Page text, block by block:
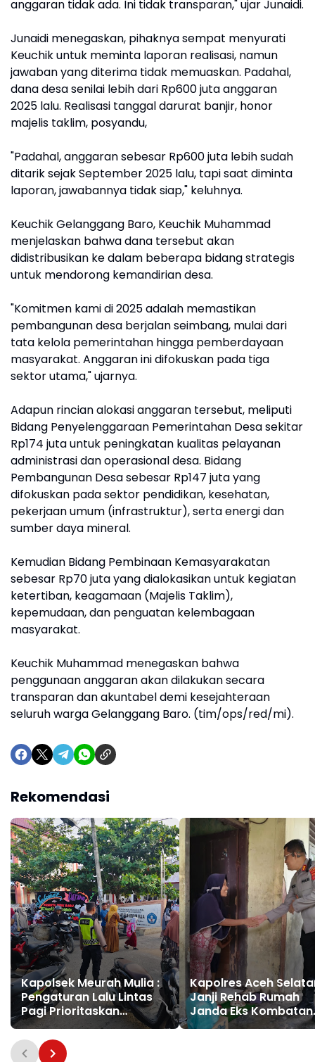
anggaran tidak ada. Ini tidak transparan," ujar Junaidi.
Junaidi menegaskan, pihaknya sempat menyurati
Keuchik untuk meminta laporan realisasi, namun
jawaban yang diterima tidak memuaskan. Padahal,
dana desa senilai lebih dari Rp600 juta anggaran
2025 lalu. Realisasi tanggal darurat banjir, honor
majelis taklim, posyandu,
"Padahal, anggaran sebesar Rp600 juta lebih sudah
ditarik sejak September 2025 lalu, tapi saat diminta
laporan, jawabannya tidak siap," keluhnya.
Keuchik Gelanggang Baro, Keuchik Muhammad
menjelaskan bahwa dana tersebut akan
didistribusikan ke dalam beberapa bidang strategis
untuk mendorong kemandirian desa.
"Komitmen kami di 2025 adalah memastikan
pembangunan desa berjalan seimbang, mulai dari
tata kelola pemerintahan hingga pemberdayaan
masyarakat. Anggaran ini difokuskan pada tiga
sektor utama," ujarnya.
Adapun rincian alokasi anggaran tersebut, meliputi
Bidang Penyelenggaraan Pemerintahan Desa sekitar
Rp174 juta untuk peningkatan kualitas pelayanan
administrasi dan operasional desa. Bidang
Pembangunan Desa sebesar Rp147 juta yang
difokuskan pada sektor pendidikan, kesehatan,
pekerjaan umum (infrastruktur), serta energi dan
sumber daya mineral.
Kemudian Bidang Pembinaan Kemasyarakatan
sebesar Rp70 juta yang dialokasikan untuk kegiatan
ketertiban, keagamaan (Majelis Taklim),
kepemudaan, dan penguatan kelembagaan
masyarakat.
Keuchik Muhammad menegaskan bahwa
penggunaan anggaran akan dilakukan secara
transparan dan akuntabel demi kesejahteraan
seluruh warga Gelanggang Baro. (tim/ops/red/mi).
Rekomendasi
Kapolsek Meurah Mulia :
Pengaturan Lalu Lintas
Pagi Prioritaskan
Keselamatan Pelajar dan
Kelancaran Aktivitas
Warga
Kapolres Aceh
Janji Rehab Rumah
Janda Eks Kombatan
GAM hingga Bantu